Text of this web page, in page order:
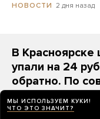
НОВОСТИ 2 дня назад
В Красноярске
упали на 24
обратно. По
приезжал
МЫ ИСПОЛЬЗУЕМ КУКИ!
ЧТО ЭТО ЗНАЧИТ?